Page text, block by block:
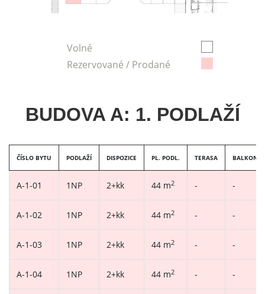
Volné
Rezervované / Prodané
BUDOVA A: 1. PODLAŽÍ
ČÍSLO BYTU PODLAŽÍ DISPOZICE PL. PODL. TERASA BALKON
A-1-01 1NP 2+kk 44 m2 - -
A-1-02 1NP 2+kk 44 m2 - -
A-1-03 1NP 2+kk 44 m2 - -
A-1-04 1NP 2+kk 44 m2 - -